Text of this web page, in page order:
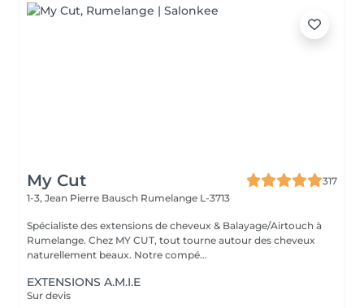
My Cut
317
1-3, Jean Pierre Bausch Rumelange L-3713
Spécialiste des extensions de cheveux & Balayage/Airtouch à
Rumelange. Chez MY CUT, tout tourne autour des cheveux
naturellement beaux. Notre compé...
EXTENSIONS A.M.I.E
Sur devis